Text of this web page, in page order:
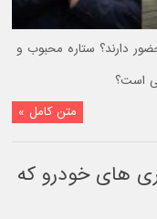
دارند؟ ستاره محبوب و
است؟
متن کامل »
های خودرو که